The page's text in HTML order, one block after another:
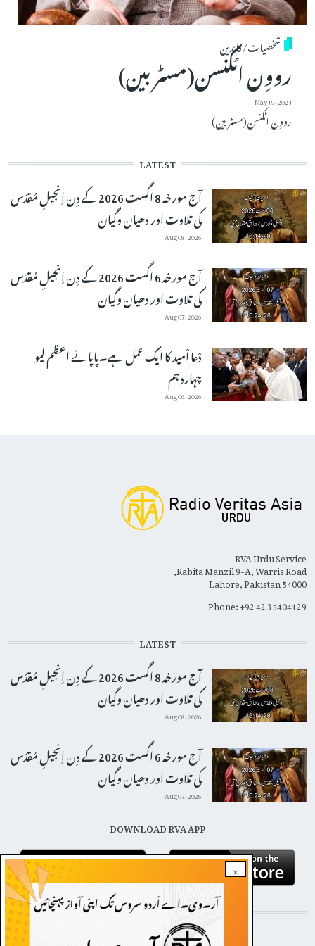
شخصیات/قائدین
رووِن اٹکنسن(مسٹر بین)
May 19, 2024
رووِن اٹکنسن(مسٹر بین)
LATEST
آج مورخہ 8 اگست 2026 کے دِن اِنجیلِ مُقدّس
کی تلاوت اور دھیان وگیان
Aug 08, 2026
آج مورخہ 6 اگست 2026 کے دِن اِنجیلِ مُقدّس
کی تلاوت اور دھیان وگیان
Aug 07, 2026
دْعا اْمید کا ایک عمل ہے۔پاپائے اعظم لیو
چہاردہم
Aug 06, 2026
×
RVA Urdu Service
Rabita Manzil 9-A, Warris Road,
Lahore, Pakistan 54000
Phone: +92 42 35404129
LATEST
آج مورخہ 8 اگست 2026 کے دِن اِنجیلِ مُقدّس
کی تلاوت اور دھیان وگیان
Aug 08, 2026
آج مورخہ 6 اگست 2026 کے دِن اِنجیلِ مُقدّس
کی تلاوت اور دھیان وگیان
Aug 07, 2026
DOWNLOAD RVA APP
STAY CONNECTED WITH US!